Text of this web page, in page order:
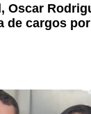
Oscar
de cargos